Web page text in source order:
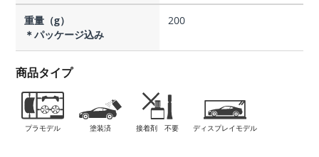
重量（g）
＊パッケージ込み
200
商品タイプ
プラモデル 塗装済 接着剤 不要 ディスプレイモデル